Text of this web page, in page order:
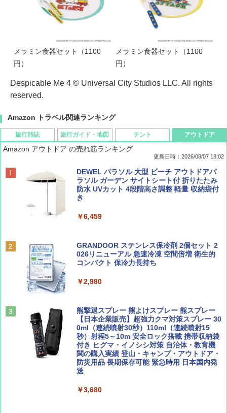
メラミン食器セット（1100
円）
メラミン食器セット（1100
円）
Despicable Me 4 © Universal City Studios LLC. All rights
reserved.
Amazon トラベル関連ランキング
旅行雑誌
ディズニーファン ２０２６年 ９月号 [雑
誌] (ＤＩＳＮＥＹ ＦＡＮ)
￥713
SOTO ミニマル"旅"財布 ランダム2種】
￥1,500
￥1,540
Coyote No.89 特集 星野道夫 夢見る旅
旅行ガイド・地図
僕が見た未来【完全版】
￥0
力的な町 2026～2027 地球の歩き方D アジア
￥2,079
球の歩き方A ヨーロッパ
￥2,479
地球の歩き方 スター・ウォーズ
テント
[キャンパーズコレクション 山善] ポップアッ
プテント 傘みたいに広げて畳める パッとサ
ッとサンシェード キューブ フルクローズ メ
ッシュ 簡単設置 ワンタッチテント キャンプ
PYKES PEAK (パイクスピーク) 着替えテン
ト プライバシー テント 【中が透けない】 1
ーチ ピクニック ポップアップテント 携帯 簡
￥4,980
ENDLESS BASE 《めざましテレビで紹介》
テント ワンタッチ RENEW 幅200 2-3人用 43
500002(88859)
￥5,999
アウトドア
Amazon アウトドア の売れ筋ランキング
更新日時：2026/08/07 18:02
DEWEL パラソル 大型 ビーチ アウトドアパ
ラソル ガーデン サイトシート付 折りたたみ
防水 UVカット 4段階高さ調整 軽量 収納袋付
き
￥6,459
GRANDOOR ステンレス保冷剤 2個セット 2
026リニューアル 急速冷凍 空間倍増 衛生的
コンパクト 保冷力長持ち
￥2,980
熊撃退スプレー 熊よけスプレー 熊スプレー
【日本企業販売】超強力クマ対策スプレー 30
0ml（連続噴射30秒）110ml（連続噴射15
秒）射程5～10m 安全ロック搭載 携帯収納袋
付き ヒグマ・イノシシ対策 自治体・教育機
関の購入実績 登山・キャンプ・アウトドア・
防災用品 長期保存可能 緊急時用 日本国内発
送
￥3,680